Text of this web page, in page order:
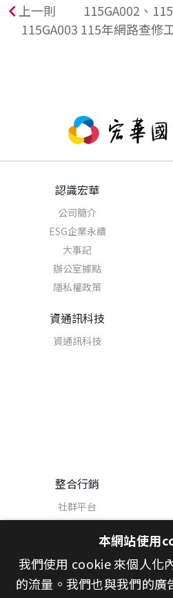
上一則
115GA002、
115GA003 115年網路查修
認識宏華
公司簡介
ESG企業永續
大事記
辦公室據點
隱私權政策
資通訊科技
資通訊科技
整合行銷
社群平台
本網站使用
我們使用 cookie 來個人化
的流量。我們也與我們的廣